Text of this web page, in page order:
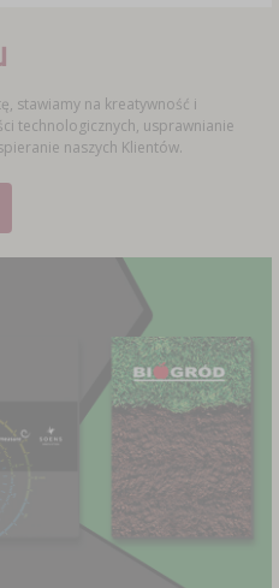
stawiamy na kreatywność i
technologicznych, usprawnianie
naszych Klientów.